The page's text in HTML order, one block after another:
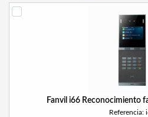
Fanvil i66 Reconocimiento
Referencia: